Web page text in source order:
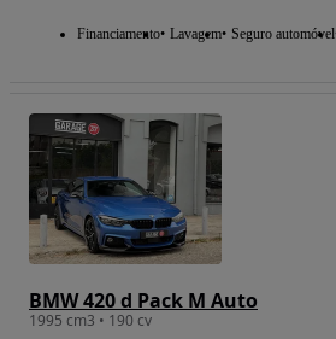
Financiamento Lavagem Seguro automóvel
BMW 420 d Pack M Auto
1995 cm3 • 190 cv